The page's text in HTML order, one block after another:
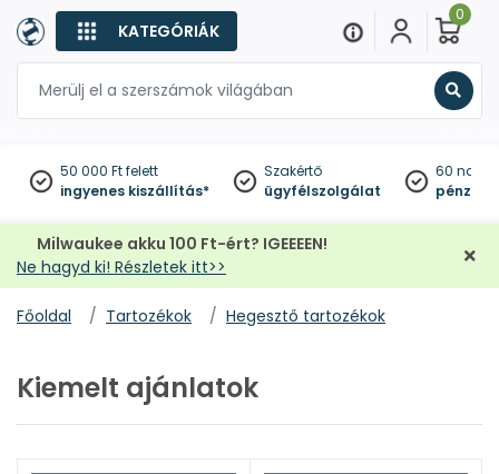
KATEGÓRIÁK
0
50 000 Ft felett
ingyenes kiszállítás*
Szakértő
ügyfélszolgálat
60
Milwaukee akku 100 Ft-ért? IGEEEEN!
Ne hagyd ki! Részletek itt>>
Főoldal Tartozékok Hegesztő tartozékok
Kiemelt ajánlatok